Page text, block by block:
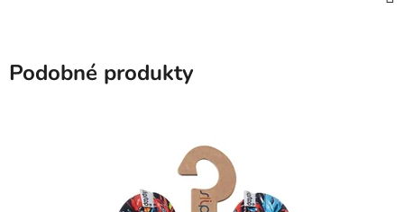
Podobné produkty